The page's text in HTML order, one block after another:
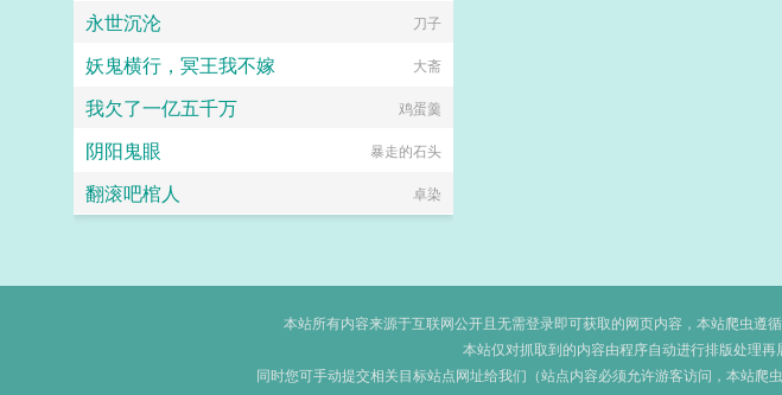
永世沉沦 刀子
妖鬼横行，冥王我不嫁 大斋
我欠了一亿五千万 鸡蛋羹
阴阳鬼眼 暴走的石头
翻滚吧棺人 卓染
本站所有内容来源于互联网公开且无需登录即可获取的网页内容，本站爬虫遵
本站仅对抓取到的内容由程序自动进行排版处理再
同时您可手动提交相关目标站点网址给我们（站点内容必须允许游客访问，本站爬